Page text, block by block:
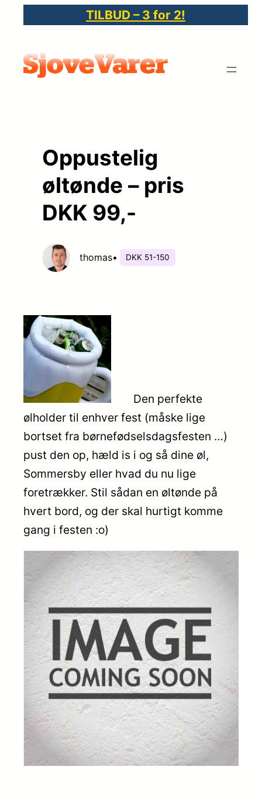
indhold
TILBUD – 3 for 2!
Oppustelig
øltønde – pris
DKK 99,-
thomas• DKK 51-150
Den perfekte
ølholder til enhver fest (måske lige
bortset fra børnefødselsdagsfesten …)
pust den op, hæld is i og så dine øl,
Sommersby eller hvad du nu lige
foretrækker. Stil sådan en øltønde på
hvert bord, og der skal hurtigt komme
gang i festen :o)